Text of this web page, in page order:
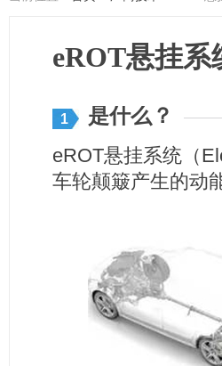
eROT悬挂系
1 是什么？
eROT悬挂系统（
车轮颠簸产生的动